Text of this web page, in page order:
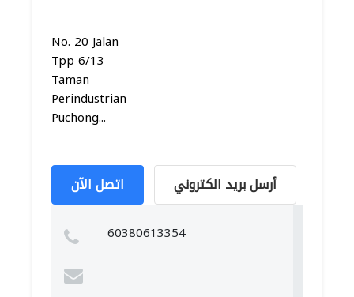
No. 20 Jalan
Tpp 6/13
Taman
Perindustrian
Puchong...
اتصل الآن أرسل بريد الكتروني
60380613354